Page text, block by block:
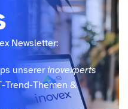
Newsletter:
unserer inovexperts
Trend-Themen &